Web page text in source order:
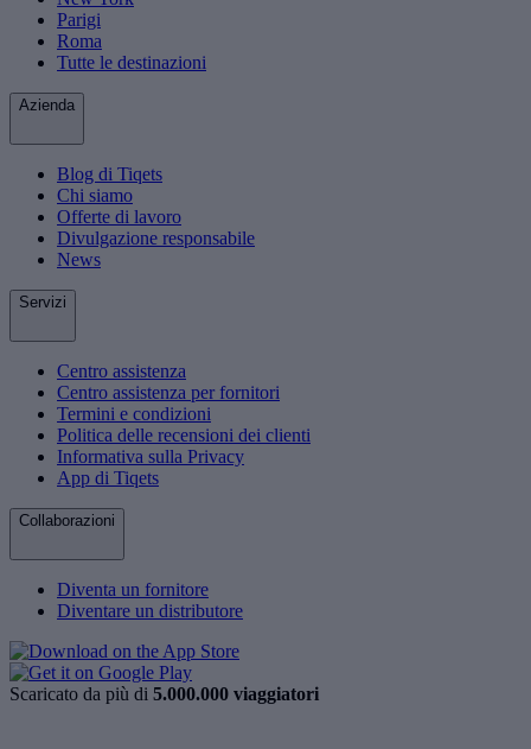
Parigi
Roma
Tutte le destinazioni
Azienda
Blog di Tiqets
Chi siamo
Offerte di lavoro
Divulgazione responsabile
News
Servizi
Centro assistenza
Centro assistenza per fornitori
Termini e condizioni
Politica delle recensioni dei clienti
Informativa sulla Privacy
App di Tiqets
Collaborazioni
Diventa un fornitore
Diventare un distributore
Scaricato da più di 5.000.000 viaggiatori